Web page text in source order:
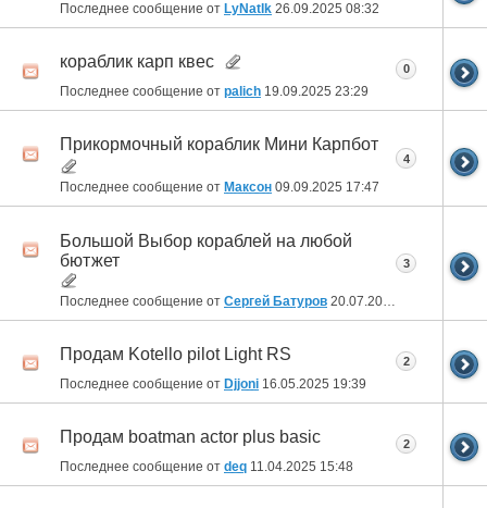
Последнее сообщение от LyNatIk 26.09.2025 08:32
кораблик карп квес
Последнее сообщение от palich 19.09.2025 23:29
0
Прикормочный кораблик Мини Карпбот
Последнее сообщение от Максон 09.09.2025 17:47
4
Большой Выбор кораблей на любой
бютжет
Последнее сообщение от Сергей Батуров 20.07.2025
3
Продам Kotello pilot Light RS
Последнее сообщение от Djjoni 16.05.2025 19:39
2
Продам boatman actor plus basic
Последнее сообщение от deq 11.04.2025 15:48
2